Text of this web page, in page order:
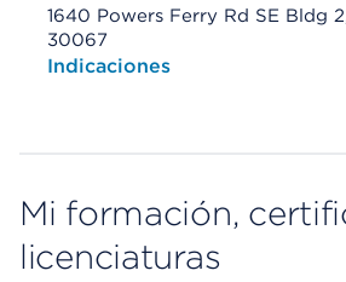
1640 Powers Ferry Rd SE Bldg
30067
Opens native map application
Indicaciones
Mi formación,
licenciaturas